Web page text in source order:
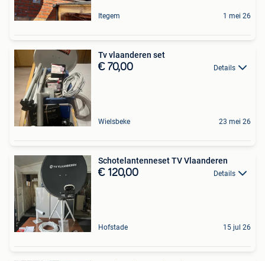
Itegem 1 mei 26
Tv vlaanderen set
€ 70,00 Details
Wielsbeke 23 mei 26
Schotelantenneset TV Vlaanderen
€ 120,00 Details
Hofstade 15 jul 26